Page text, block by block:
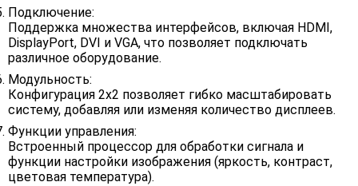
Подключение:
Поддержка множества интерфейсов, включая HDMI,
DisplayPort, DVI и VGA, что позволяет подключать
различное оборудование.
Модульность:
Конфигурация 2x2 позволяет гибко масштабировать
систему, добавляя или изменяя количество дисплеев.
Функции управления:
Встроенный процессор для обработки сигнала и
функции настройки изображения (яркость, контраст,
цветовая температура).